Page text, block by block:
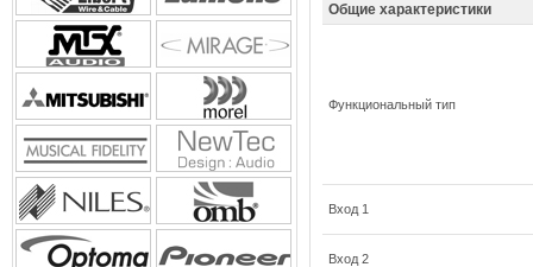
Общие характеристики
Функциональный тип
Вход 1
Вход 2